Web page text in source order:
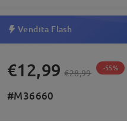
Vendita Flash
€12,99 €28,99 -55%
#M36660